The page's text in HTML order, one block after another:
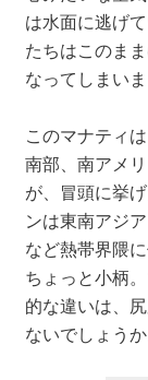
は水面に逃げ
たちはこのま
なってしまいま
このマナティ
南部、南アメ
が、冒頭に挙
ンは東南アジ
など熱帯界隈
ちょっと小柄
的な違いは、
ないでしょうか